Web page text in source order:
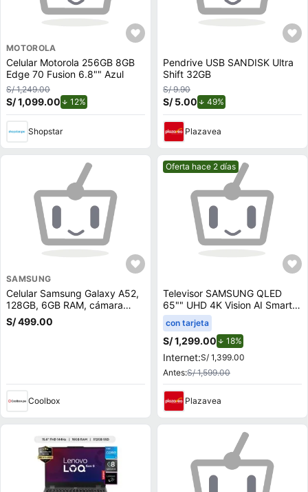
MOTOROLA
Celular Motorola 256GB 8GB
Edge 70 Fusion 6.8"" Azul
S/ 1,249.00
S/ 1,099.00 12%
Shopstar
Pendrive USB SANDISK Ultra
Shift 32GB
S/ 9.90
S/ 5.00 49%
Plazavea
SAMSUNG
Celular Samsung Galaxy A52,
128GB, 6GB RAM, cámara
trasera 64MP y frontal 32MP,
6.5"", Snapdragon, negro
S/ 499.00
Coolbox
Mejor precio.
Oferta hace 2 días
Televisor SAMSUNG QLED
65"" UHD 4K Vision AI Smart
TV QN65Q7FAAGXPE
con tarjeta
S/ 1,299.00 18%
Internet:S/ 1,399.00
Antes:S/ 1,599.00
Plazavea